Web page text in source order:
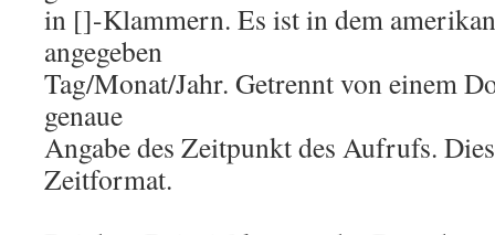
in []-Klammern. Es ist in dem
angegeben
Tag/Monat/Jahr. Getrennt von einem
genaue
Angabe des Zeitpunkt des Aufrufs.
Zeitformat.